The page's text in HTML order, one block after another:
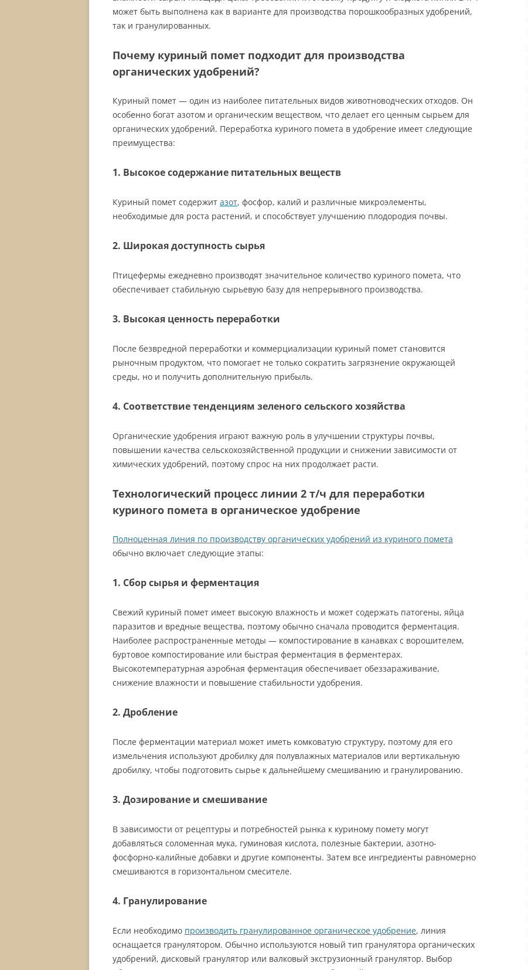
может быть выполнена как в варианте для производства порошкообразных удобрений,
так и гранулированных.
Почему куриный помет подходит для производства
органических удобрений?
Куриный помет — один из наиболее питательных видов животноводческих отходов. Он
особенно богат азотом и органическим веществом, что делает его ценным сырьем для
органических удобрений. Переработка куриного помета в удобрение имеет следующие
преимущества:
1. Высокое содержание питательных веществ
Куриный помет содержит азот, фосфор, калий и различные микроэлементы,
необходимые для роста растений, и способствует улучшению плодородия почвы.
2. Широкая доступность сырья
Птицефермы ежедневно производят значительное количество куриного помета, что
обеспечивает стабильную сырьевую базу для непрерывного производства.
3. Высокая ценность переработки
После безвредной переработки и коммерциализации куриный помет становится
рыночным продуктом, что помогает не только сократить загрязнение окружающей
среды, но и получить дополнительную прибыль.
4. Соответствие тенденциям зеленого сельского хозяйства
Органические удобрения играют важную роль в улучшении структуры почвы,
повышении качества сельскохозяйственной продукции и снижении зависимости от
химических удобрений, поэтому спрос на них продолжает расти.
Технологический процесс линии 2 т/ч для переработки
куриного помета в органическое удобрение
Полноценная линия по производству органических удобрений из куриного помета
обычно включает следующие этапы:
1. Сбор сырья и ферментация
Свежий куриный помет имеет высокую влажность и может содержать патогены, яйца
паразитов и вредные вещества, поэтому обычно сначала проводится ферментация.
Наиболее распространенные методы — компостирование в канавках с ворошителем,
буртовое компостирование или быстрая ферментация в ферментерах.
Высокотемпературная аэробная ферментация обеспечивает обеззараживание,
снижение влажности и повышение стабильности удобрения.
2. Дробление
После ферментации материал может иметь комковатую структуру, поэтому для его
измельчения используют дробилку для полувлажных материалов или вертикальную
дробилку, чтобы подготовить сырье к дальнейшему смешиванию и гранулированию.
3. Дозирование и смешивание
В зависимости от рецептуры и потребностей рынка к куриному помету могут
добавляться соломенная мука, гуминовая кислота, полезные бактерии, азотно-
фосфорно-калийные добавки и другие компоненты. Затем все ингредиенты равномерно
смешиваются в горизонтальном смесителе.
4. Гранулирование
Если необходимо производить гранулированное органическое удобрение, линия
оснащается гранулятором. Обычно используются новый тип гранулятора органических
удобрений, дисковый гранулятор или валковый экструзионный гранулятор. Выбор